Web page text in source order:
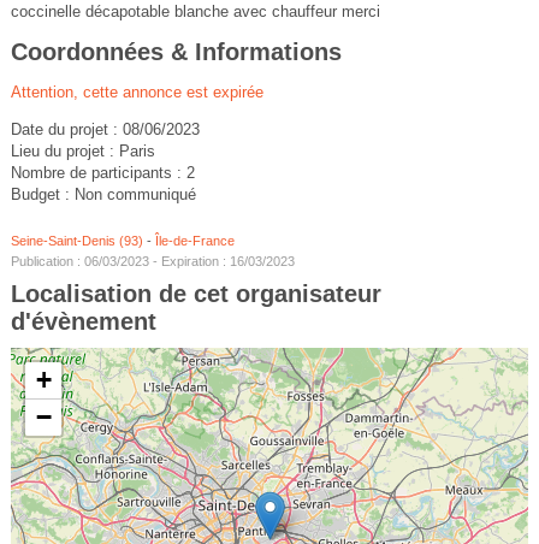
coccinelle décapotable blanche avec chauffeur merci
Coordonnées & Informations
Attention, cette annonce est expirée
Date du projet : 08/06/2023
Lieu du projet : Paris
Nombre de participants : 2
Budget : Non communiqué
Seine-Saint-Denis (93) - Île-de-France
Publication : 06/03/2023 - Expiration : 16/03/2023
Localisation de cet organisateur
d'évènement
+
−